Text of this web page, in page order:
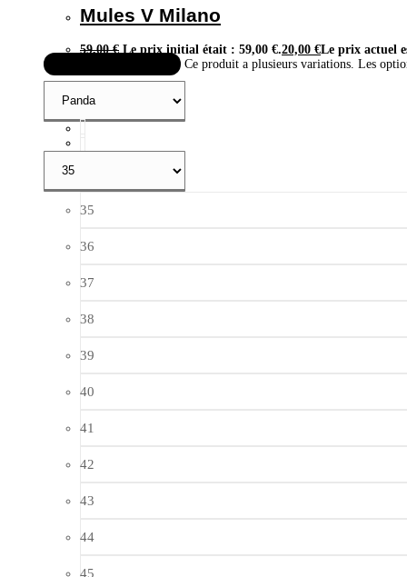
Mules V Milano
59,00€ Le prix initial était : 59,00 €.20,00 €Le prix actuel
Ce produit a plusieurs variations. Les
35
36
37
38
39
40
41
42
43
44
45